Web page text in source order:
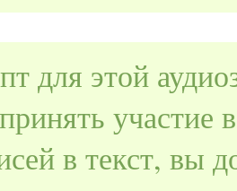
для этой
в текст, вы